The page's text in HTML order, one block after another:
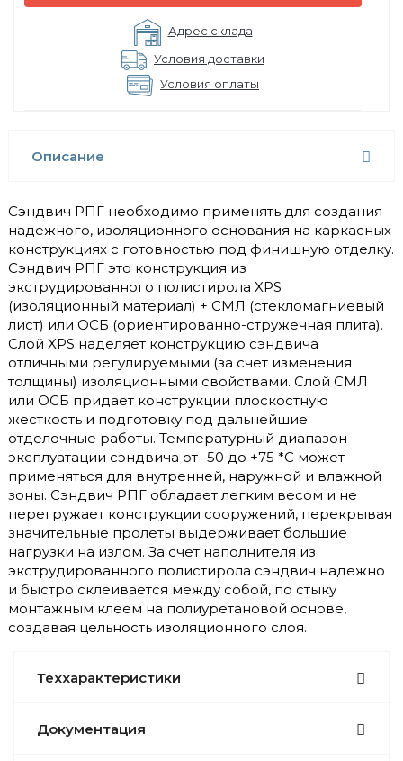
Адрес склада
Условия доставки
Условия оплаты
Описание
Сэндвич РПГ необходимо применять для создания
надежного, изоляционного основания на каркасных
конструкциях с готовностью под финишную отделку.
Сэндвич РПГ это конструкция из
экструдированного полистирола XPS
(изоляционный материал) + СМЛ (стекломагниевый
лист) или ОСБ (ориентированно-стружечная плита).
Слой XPS наделяет конструкцию сэндвича
отличными регулируемыми (за счет изменения
толщины) изоляционными свойствами. Слой СМЛ
или ОСБ придает конструкции плоскостную
жесткость и подготовку под дальнейшие
отделочные работы. Температурный диапазон
эксплуатации сэндвича от -50 до +75 *С может
применяться для внутренней, наружной и влажной
зоны. Сэндвич РПГ обладает легким весом и не
перегружает конструкции сооружений, перекрывая
значительные пролеты выдерживает большие
нагрузки на излом. За счет наполнителя из
экструдированного полистирола сэндвич надежно
и быстро склеивается между собой, по стыку
монтажным клеем на полиуретановой основе,
создавая цельность изоляционного слоя.
Теххарактеристики
Документация